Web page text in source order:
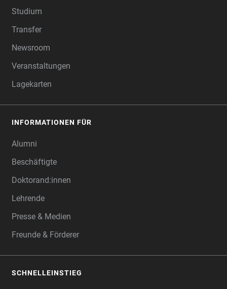
Studium
Transfer
Newsroom
Veranstaltungen
Lagekarten
INFORMATIONEN FÜR
Alumni
Beschäftigte
Doktorand:innen
Lehrende
Presse & Medien
Freunde & Förderer
SCHNELLEINSTIEG